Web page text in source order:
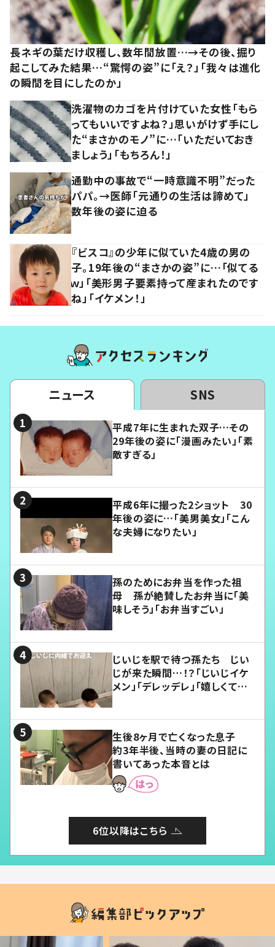
長ネギの葉だけ収穫し、数年間放置…→その後、掘り
起こしてみた結果…“驚愕の姿”に「え？」「我々は進化
の瞬間を目にしたのか」
洗濯物のカゴを片付けていた女性「もら
ってもいいですよね？」思いがけず手にし
た“まさかのモノ”に…「いただいておき
ましょう」「もちろん！」
通勤中の事故で“一時意識不明”だった
パパ。→医師「元通りの生活は諦めて」
数年後の姿に迫る
『ビスコ』の少年に似ていた4歳の男の
子。19年後の“まさかの姿”に…「似てる
ｗ」「美形男子要素持って産まれたのです
ね」「イケメン！」
ニュース SNS
平成7年に生まれた双子…その
29年後の姿に「漫画みたい」「素
敵すぎる」
平成6年に撮った2ショット 30
年後の姿に…「美男美女」「こん
な夫婦になりたい」
孫のためにお弁当を作った祖
母 孫が絶賛したお弁当に「美
味しそう」「お弁当すごい」
じいじを駅で待つ孫たち じい
じが来た瞬間…！？「じいじイケ
メン」「デレッデレ」「嬉しくて可
生後8ヶ月で亡くなった息子
約3年半後、当時の妻の日記に
書いてあった本音とは
6位以降はこちら